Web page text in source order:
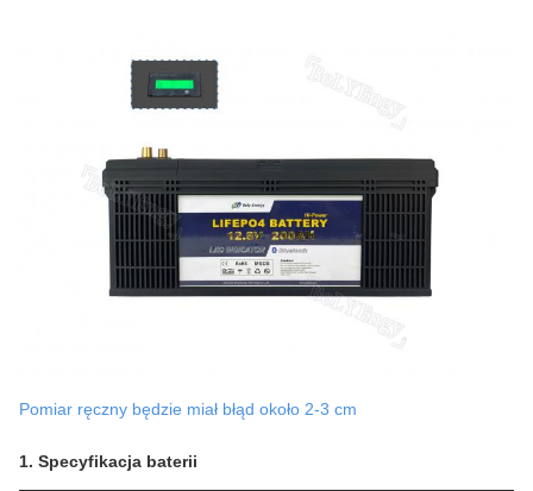
Pomiar ręczny będzie miał błąd około 2-3 cm
1. Specyfikacja baterii